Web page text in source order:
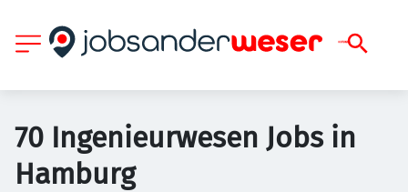
70 Ingenieurwesen Jobs in
Hamburg